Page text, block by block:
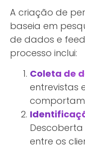
A criação de
baseia em
de dados e
processo inclui:
Coleta de
entrevistas
entre os